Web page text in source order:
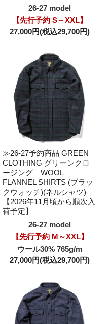
26-27 model
【先行予約 S～XXL】
27,000円(税込29,700円)
≫26-27予約商品 GREEN
CLOTHING グリーンクロ
ージング｜WOOL
FLANNEL SHIRTS (ブラッ
クウォッチ)(ネルシャツ)
【2026年11月頃から順次入
荷予定】
26-27 model
【先行予約 M～XXL】
ウール30% 765g/m
27,000円(税込29,700円)